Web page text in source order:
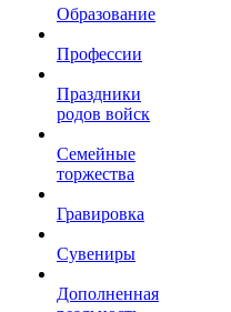
Образование
Профессии
Праздники
родов войск
Семейные
торжества
Гравировка
Сувениры
Дополненная